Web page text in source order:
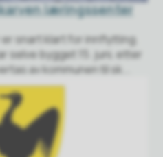
læringssenter
snart klart for innflytting.
selve bygget 15. juni, etter
av kommunen til sk...